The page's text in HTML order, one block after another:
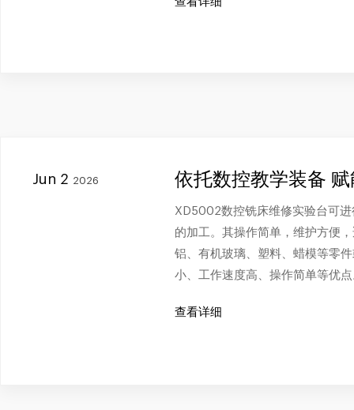
Jun 2 2026 依托数控教学装备
XD5002数控铣床维修实验台可
的加工。其操作简单，维护方便
铝、有机玻璃、塑料、蜡模等零
小、工作速度高、操作简单等优
查看详细